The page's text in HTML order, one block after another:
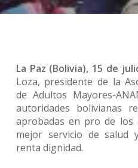
La Paz (Bolivia), 15 de
Loza, presidente de la
de Adultos Mayores-
autoridades bolivianas
aprobadas en pro de los
mejor servicio de salud
renta dignidad.